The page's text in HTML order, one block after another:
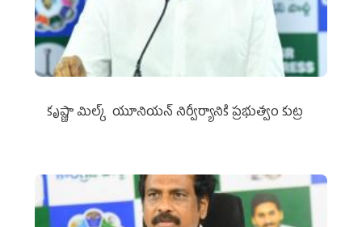
కృష్ణా మిల్క్‌ యూనియన్‌ నిర్వీర్యానికి ప్రభుత్వం కుట్ర